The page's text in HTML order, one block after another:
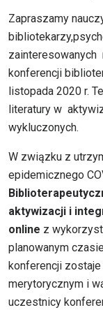
Zapraszamy
zainteresowanych
konferencji
listopada 2020 r.
literatury w
wykluczonych.
W związku z
epidemicznego
aktywizacji i
online z
planowanym
konferencji zostaje
merytorycznym i
uczestnicy